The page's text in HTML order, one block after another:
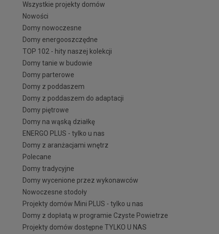
Wszystkie projekty domów
Nowości
Domy nowoczesne
Domy energooszczędne
TOP 102 - hity naszej kolekcji
Domy tanie w budowie
Domy parterowe
Domy z poddaszem
Domy z poddaszem do adaptacji
Domy piętrowe
Domy na wąską działkę
ENERGO PLUS - tylko u nas
Domy z aranżacjami wnętrz
Polecane
Domy tradycyjne
Domy wycenione przez wykonawców
Nowoczesne stodoły
Projekty domów Mini PLUS - tylko u nas
Domy z dopłatą w programie Czyste Powietrze
Projekty domów dostępne TYLKO U NAS